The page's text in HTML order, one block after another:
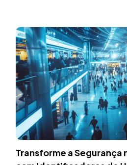
Transforme a Segurança